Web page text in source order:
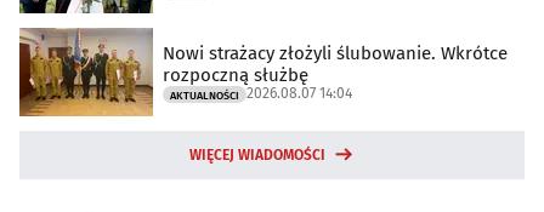
Nowi strażacy złożyli ślubowanie. Wkrótce
rozpoczną służbę
AKTUALNOŚCI 2026.08.07 14:04
WIĘCEJ WIADOMOŚCI